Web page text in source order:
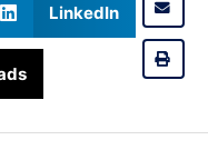
LinkedIn